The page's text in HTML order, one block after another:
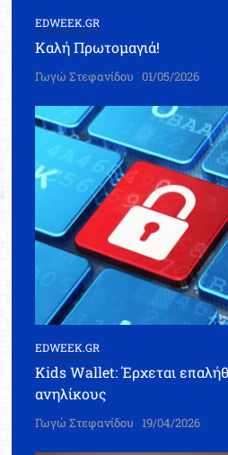
EDWEEK.GR
Καλή Πρωτομαγιά!
Γωγώ Στεφανίδου 01/05/2026
EDWEEK.GR
Kids Wallet: Έρχεται
ανηλίκους
Γωγώ Στεφανίδου 19/04/2026